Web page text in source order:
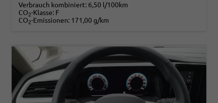
Verbrauch kombiniert: 6,50 l/100km
CO2-Klasse: F
CO2-Emissionen: 171,00 g/km